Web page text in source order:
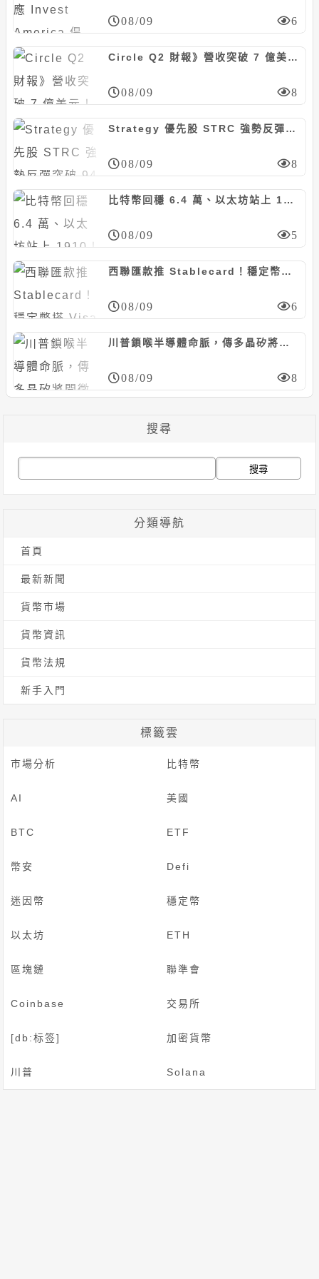
08/09 6
Circle Q2 財報》營收突破 7 億美元！Arc 主網 9 月上線，聯手貝萊德推動 BUIDL 代幣化
08/09 8
Strategy 優先股 STRC 強勢反彈突破 94 美元！Michael Saylor：目標成為全球市值最大公司
08/09 8
比特幣回穩 6.4 萬、以太坊站上 1910！爆倉 2.5 億鎂、恐慌指數續回落
08/09 5
西聯匯款推 Stablecard！穩定幣搭 Visa 上線 37 國，年底衝 60 市場
08/09 6
川普鎖喉半導體命脈，傳多晶矽將開徵 15% 關稅、加設進口地板價
08/09 8
搜尋
字:
分類導航
首頁
最新新聞
貨幣市場
貨幣資訊
貨幣法規
新手入門
標籤雲
市場分析 比特幣
AI 美國
BTC ETF
幣安 Defi
迷因幣 穩定幣
以太坊 ETH
區塊鏈 聯準會
Coinbase 交易所
[db:标签] 加密貨幣
川普 Solana